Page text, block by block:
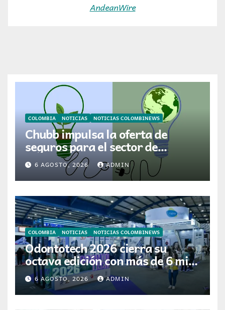
AndeanWire
COLOMBIA NOTICIAS NOTICIAS COLOMBINEWS
Chubb impulsa la oferta de
seguros para el sector de
energías renovables en América
Latina
6 AGOSTO, 2026 ADMIN
COLOMBIA NOTICIAS NOTICIAS COLOMBINEWS
Odontotech 2026 cierra su
octava edición con más de 6 mil
visitantes
6 AGOSTO, 2026 ADMIN